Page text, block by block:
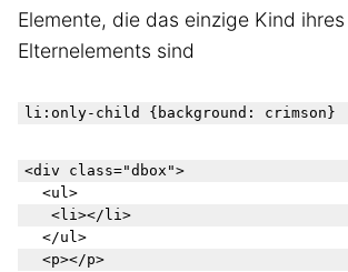
Elemente, die das einzige Kind ihres
Elternelements sind
li :only-child {background: crimson}
<div class="dbox">
  <ul>
  </ul>
  <p></p>